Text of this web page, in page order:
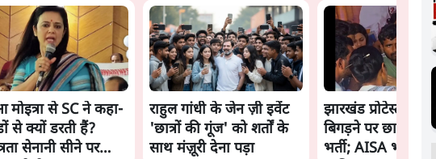
से SC ने कहा-
से क्यों डरती हैं?
सेनानी सीने पर
राहुल गांधी के जेन ज़ी इवेंट
'छात्रों की गूंज' को शर्तों के
साथ मंज़ूरी देना पड़ा
झारखंड प्रोटेस्ट: तबीयत
बिगड़ने पर छात्र
भर्ती; AISA भी हुई